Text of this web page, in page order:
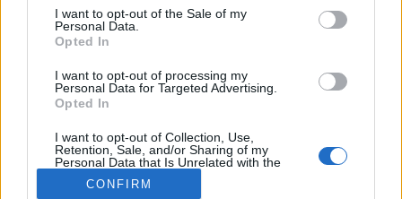
consent section.
I want to opt-out of the Sale of my
Personal Data.
Opted In
I want to opt-out of processing my
Personal Data for Targeted Advertising.
Opted In
I want to opt-out of Collection, Use,
Retention, Sale, and/or Sharing of my
Personal Data that Is Unrelated with the
Purposes for which it was collected.
Opted Out
CONFIRM